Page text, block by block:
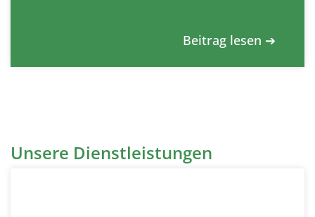
Beitrag lesen ➔
Unsere Dienstleistungen